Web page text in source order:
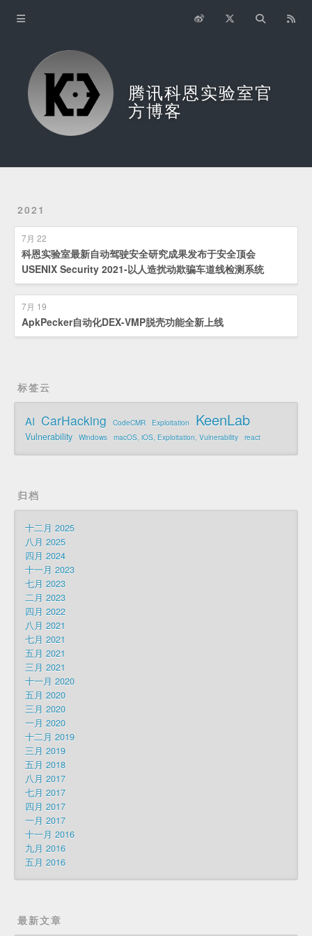
腾讯科恩实验室官
方博客
2021
7月 22
科恩实验室最新自动驾驶安全研究成果发布于安全顶会
USENIX Security 2021-以人造扰动欺骗车道线检测系统
7月 19
ApkPecker自动化DEX-VMP脱壳功能全新上线
标签云
AI CarHacking CodeCMR Exploitation KeenLab
Vulnerability Windows macOS, iOS, Exploitation, Vulnerability react
归档
十二月 2025
八月 2025
四月 2024
十一月 2023
七月 2023
二月 2023
四月 2022
八月 2021
七月 2021
五月 2021
三月 2021
十一月 2020
五月 2020
三月 2020
一月 2020
十二月 2019
三月 2019
五月 2018
八月 2017
七月 2017
四月 2017
一月 2017
十一月 2016
九月 2016
五月 2016
最新文章
主页
关于我们
English